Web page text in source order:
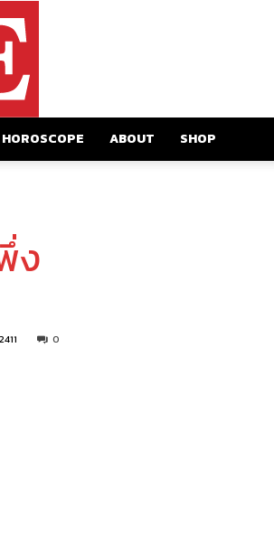
HOROSCOPE ABOUT SHOP
ง
0
2411